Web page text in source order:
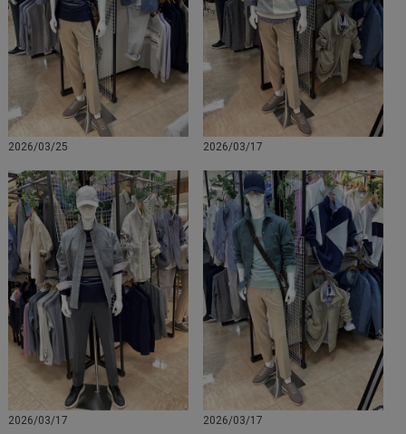
2026/03/25 2026/03/17
2026/03/17 2026/03/17